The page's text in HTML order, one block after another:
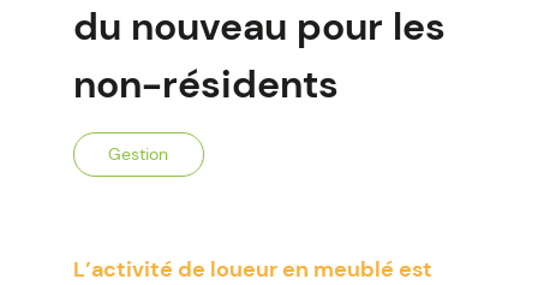
du nouveau pour les
non-résidents
Gestion
L’activité de loueur en meublé est